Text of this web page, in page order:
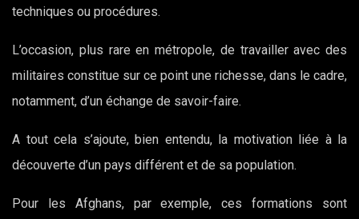
techniques ou procédures.
L’occasion, plus rare en métropole, de travailler avec des
militaires constitue sur ce point une richesse, dans le cadre,
notamment, d’un échange de savoir-faire.
A tout cela s’ajoute, bien entendu, la motivation liée à la
découverte d’un pays différent et de sa population.
Pour les Afghans, par exemple, ces formations sont